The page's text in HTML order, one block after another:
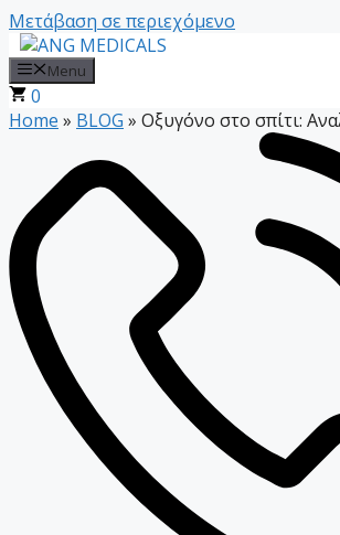
Μετάβαση σε περιεχόμενο
Menu
0
Home » BLOG » Οξυγόνο στο σπίτι: